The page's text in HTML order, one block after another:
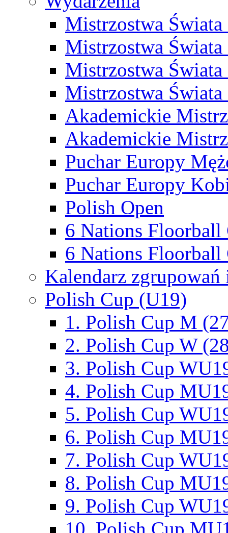
Mistrzostwa
Mistrzostwa
Mistrzostwa
Mistrzostwa
Akademickie
Akademickie
Puchar Europy
Puchar Europy
Polish Open
6 Nations Floorball
6 Nations Floorball
Kalendarz
Polish Cup (U19)
1. Polish Cup M
2. Polish Cup W
3. Polish Cup
4. Polish Cup
5. Polish Cup
6. Polish Cup
7. Polish Cup
8. Polish Cup
9. Polish Cup
10. Polish Cup